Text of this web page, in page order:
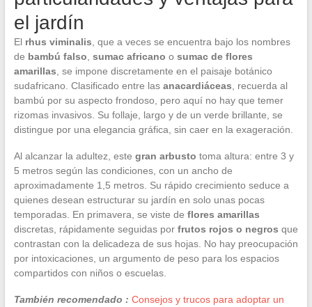
el jardín
El rhus viminalis , que a veces se encuentra bajo los nombres
de bambú falso sumac africano o sumac de flores
amarillas , se impone discretamente en el paisaje botánico
sudafricano. Clasificado entre las anacardiáceas , recuerda al
bambú por su aspecto frondoso, pero aquí no hay que temer
rizomas invasivos. Su follaje, largo y de un verde brillante, se
distingue por una elegancia gráfica, sin caer en la exageración.
Al alcanzar la adultez, este gran arbusto toma altura: entre 3 y
5 metros según las condiciones, con un ancho de
aproximadamente 1,5 metros. Su rápido crecimiento seduce a
quienes desean estructurar su jardín en solo unas pocas
temporadas. En primavera, se viste de flores amarillas
discretas, rápidamente seguidas por frutos rojos o negros que
contrastan con la delicadeza de sus hojas. No hay preocupación
por intoxicaciones, un argumento de peso para los espacios
compartidos con niños o escuelas.
También recomendado : Consejos y trucos para adoptar un